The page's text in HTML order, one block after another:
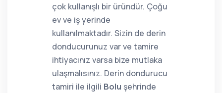
çok kullanışlı bir üründür. Çoğu
ev ve iş yerinde
kullanılmaktadır. Sizin de derin
donducurunuz var ve tamire
ihtiyacınız varsa bize mutlaka
ulaşmalısınız. Derin dondurucu
tamiri ile ilgili Bolu şehrinde